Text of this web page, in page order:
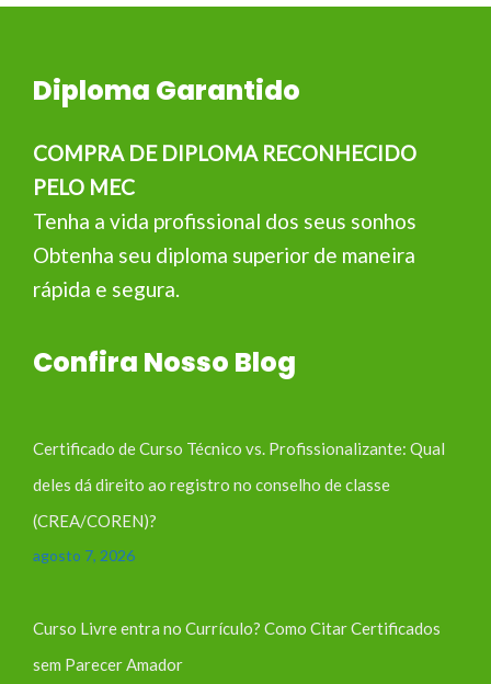
Diploma Garantido
COMPRA DE DIPLOMA RECONHECIDO
PELO MEC
Tenha a vida profissional dos seus sonhos
Obtenha seu diploma superior de maneira
rápida e segura.
Confira Nosso Blog
Certificado de Curso Técnico vs. Profissionalizante: Qual
deles dá direito ao registro no conselho de classe
(CREA/COREN)?
agosto 7, 2026
Curso Livre entra no Currículo? Como Citar Certificados
sem Parecer Amador